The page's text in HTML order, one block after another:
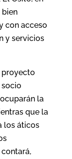
bien
con acceso
y servicios
proyecto
la
que la
los áticos